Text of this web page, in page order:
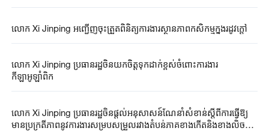
លោក Xi Jinping អញ្ជើញ​ចុះត្រួតពិនិត្យការងារស្ថានភាពកសិកម្មក្នុងរដូវក្តៅ
លោក Xi Jinping ប្រធានរដ្ឋ​ចិនយកចិត្តទុកដាក់ខ្ពស់​ចំពោះការងារ
កីឡាអូឡាំពិក
លោក Xi Jinping ប្រធានរដ្ឋចិនផ្តល់អនុសាសន៍ណែនាំសំខាន់ស្តីពីការធ្វើឱ្យ
មានប្រក្រតីភាពនូវការងារសម្របសម្រួលរវាងតំបន់ភាគខាងកើតនិងខាងលិច